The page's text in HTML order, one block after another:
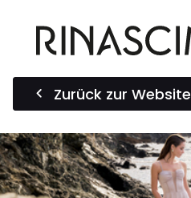
Zurück zur Website